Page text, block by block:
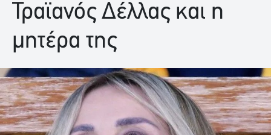
Τραϊανός Δέλλας και η
μητέρα της